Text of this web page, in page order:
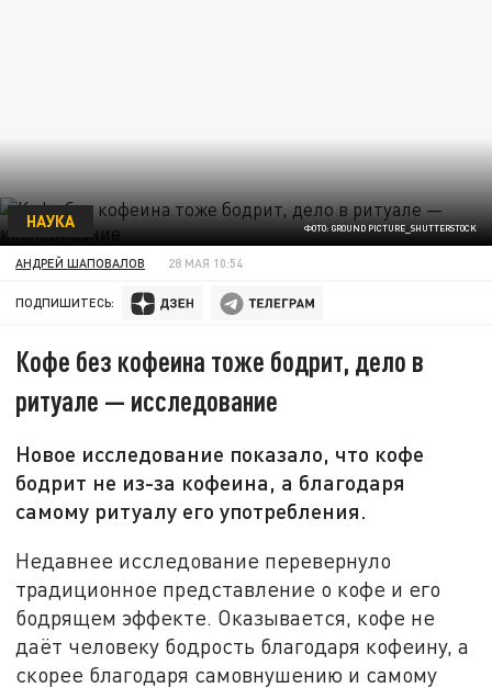
ФОТО: GROUND PICTURE_SHUTTERSTOCK
НАУКА
АНДРЕЙ ШАПОВАЛОВ 28 МАЯ 10:54
ПОДПИШИТЕСЬ:
Кофе без кофеина тоже бодрит, дело в
ритуале — исследование
Новое исследование показало, что кофе
бодрит не из-за кофеина, а благодаря
самому ритуалу его употребления.
Недавнее исследование перевернуло
традиционное представление о кофе и его
бодрящем эффекте. Оказывается, кофе не
даёт человеку бодрость благодаря кофеину, а
скорее благодаря самовнушению и самому